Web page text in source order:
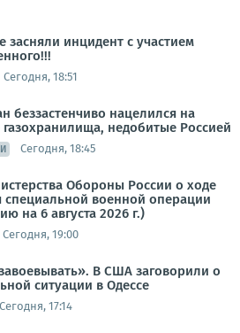
засняли инцидент с участием
Сегодня, 18:51
беззастенчиво нацелился на
газохранилища, недобитые Россией
Сегодня, 18:45
Обороны России о ходе
специальной военной операции
на 6 августа 2026 г.)
Сегодня, 19:00
В США заговорили о
ситуации в Одессе
Сегодня, 17:14